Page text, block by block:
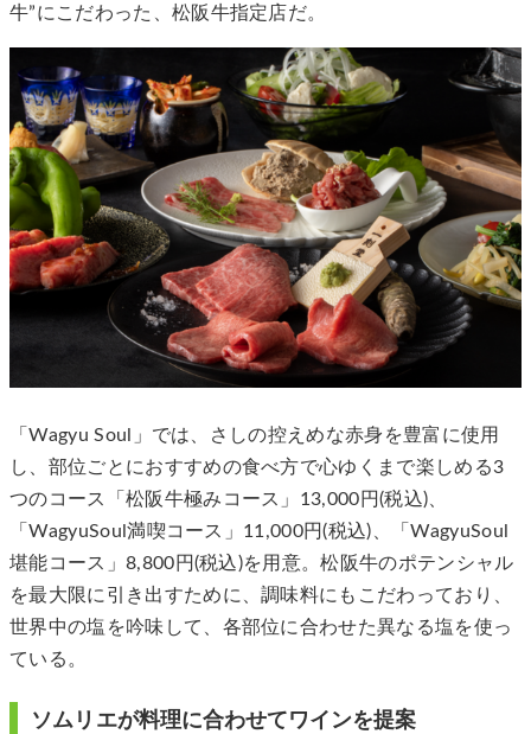
牛”にこだわった、松阪牛指定店だ。
「Wagyu Soul」では、さしの控えめな赤身を豊富に使用
し、部位ごとにおすすめの食べ方で心ゆくまで楽しめる3
つのコース「松阪牛極みコース」13,000円(税込)、
「WagyuSoul満喫コース」11,000円(税込)、「WagyuSoul
堪能コース」8,800円(税込)を用意。松阪牛のポテンシャル
を最大限に引き出すために、調味料にもこだわっており、
世界中の塩を吟味して、各部位に合わせた異なる塩を使っ
ている。
ソムリエが料理に合わせてワインを提案